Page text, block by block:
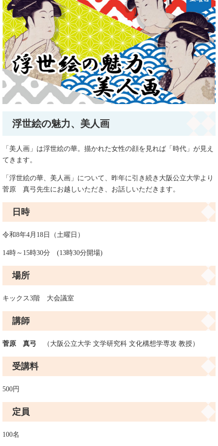
​浮世絵の魅力、美人画
「美人画」は浮世絵の華。描かれた女性の顔を見れば「時代」が見え
てきます。
「浮世絵の華、美人画」について、昨年に引き続き大阪公立大学より
菅原 真弓先生にお越しいただき、お話しいただきます。
日時
令和8年4月18日（土曜日）
14時～15時30分 (13時30分開場)
場所
キックス3階 大会議室
講師
菅原 真弓 （大阪公立大学 文学研究科 文化構想学専攻 教授）​
受講料
500円
定員
100名